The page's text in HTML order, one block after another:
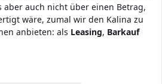
aber auch nicht über einen Betrag,
wäre, zumal wir den Kalina zu
anbieten: als Leasing, Barkauf